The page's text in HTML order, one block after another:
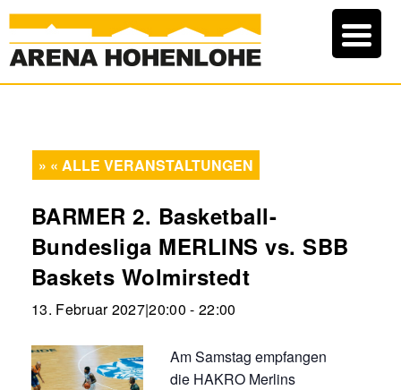
« ALLE VERANSTALTUNGEN
BARMER 2. Basketball-
Bundesliga MERLINS vs. SBB
Baskets Wolmirstedt
13. Februar 2027|20:00 -22:00
Am Samstag empfangen
die HAKRO Merlins